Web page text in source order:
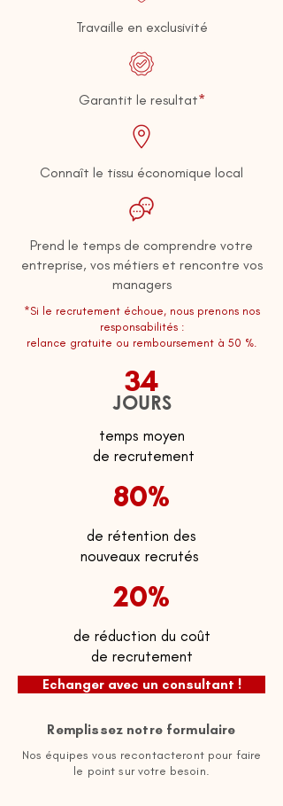
Travaille en exclusivité
Garantit le resultat*
Connaît le tissu économique local
Prend le temps de comprendre votre
entreprise, vos métiers et rencontre vos
managers
*Si le recrutement échoue, nous prenons nos
responsabilités :
relance gratuite ou remboursement à 50 %.
34
JOURS
temps moyen
de recrutement
80%
de rétention des
nouveaux recrutés
20%
de réduction du coût
de recrutement
Echanger avec un consultant !
Remplissez notre formulaire
Nos équipes vous recontacteront pour faire
le point sur votre besoin.